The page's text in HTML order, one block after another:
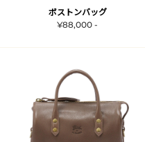
ボストンバッグ
¥88,000 -